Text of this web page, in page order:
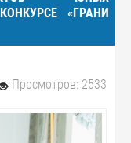
«ГРАНИ
Просмотров: 2533